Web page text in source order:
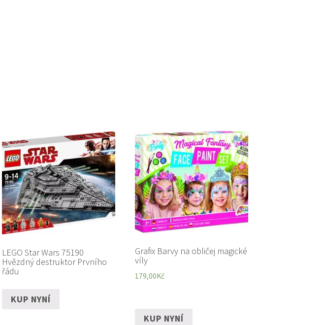
LEGO Star Wars 75190
Hvězdný destruktor Prvního
řádu
KUP NYNÍ
Grafix Barvy na obličej magické
víly
179,00Kč
KUP NYNÍ